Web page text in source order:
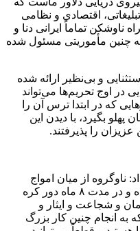
اقتصادی و نظامی
ناوشکن تماماً ایرانی دنا و
به چنین مأموریتی مسئول شده
و بی‌نظیر ارائه ‌شده
در اوج تحریم‌ها می‌تواند
که در ابتدا ترس آن را
پهلو بگیرد، با دیدن این
را پذیرفتند.
ناوگروه از میان امواج
سهمگین و اقیانوس‌ها قاره‌ها را پیموده و در مدت ۸ ماه دور کره
و شجاعت و ایثار و
انجام چنین کار بزرگ